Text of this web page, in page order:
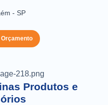
- SP
Produtos e